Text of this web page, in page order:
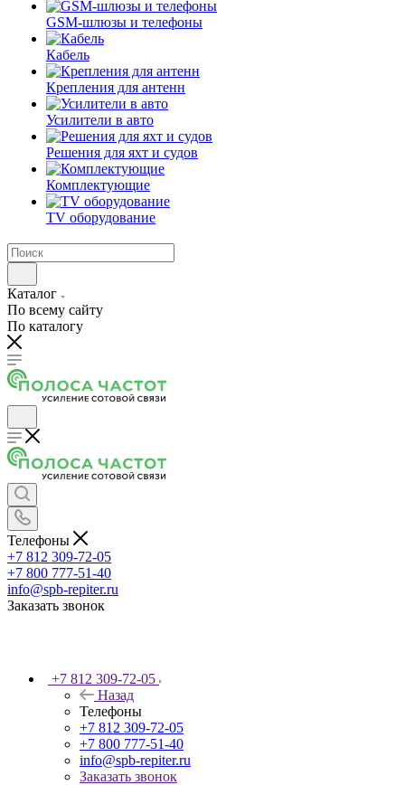
GSM-шлюзы и телефоны
Кабель
Крепления для антенн
Усилители в авто
Решения для яхт и судов
Комплектующие
TV оборудование
Каталог
По всему сайту
По каталогу
Телефоны
+7 812 309-72-05
+7 800 777-51-40
info@spb-repiter.ru
Заказать звонок
+7 812 309-72-05
Назад
Телефоны
+7 812 309-72-05
+7 800 777-51-40
info@spb-repiter.ru
Заказать звонок